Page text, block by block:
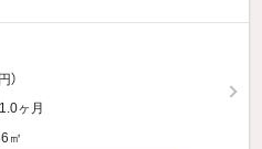
）
1.0ヶ月
㎡